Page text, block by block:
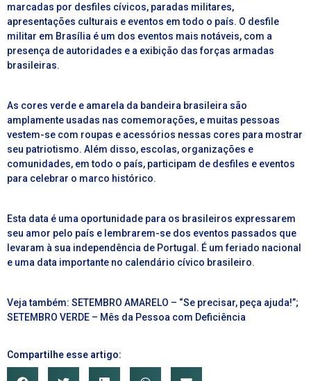
marcadas por desfiles cívicos, paradas militares,
apresentações culturais e eventos em todo o país. O desfile
militar em Brasília é um dos eventos mais notáveis, com a
presença de autoridades e a exibição das forças armadas
brasileiras.
As cores verde e amarela da bandeira brasileira são
amplamente usadas nas comemorações, e muitas pessoas
vestem-se com roupas e acessórios nessas cores para mostrar
seu patriotismo. Além disso, escolas, organizações e
comunidades, em todo o país, participam de desfiles e eventos
para celebrar o marco histórico.
Esta data é uma oportunidade para os brasileiros expressarem
seu amor pelo país e lembrarem-se dos eventos passados que
levaram à sua independência de Portugal. É um feriado nacional
e uma data importante no calendário cívico brasileiro.
Veja também: SETEMBRO AMARELO – “Se precisar, peça ajuda!”;
SETEMBRO VERDE – Mês da Pessoa com Deficiência
Compartilhe esse artigo: